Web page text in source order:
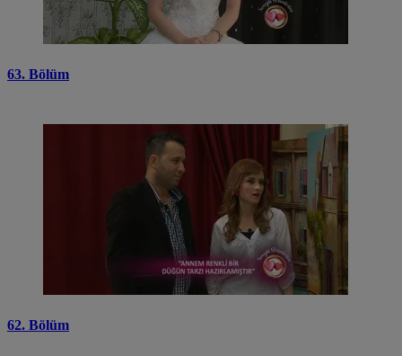
63. Bölüm
62. Bölüm